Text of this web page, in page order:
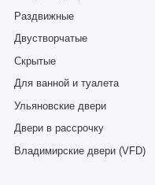
Раздвижные
Двустворчатые
Скрытые
Для ванной и туалета
Ульяновские двери
Двери в рассрочку
Владимирские двери (VFD)